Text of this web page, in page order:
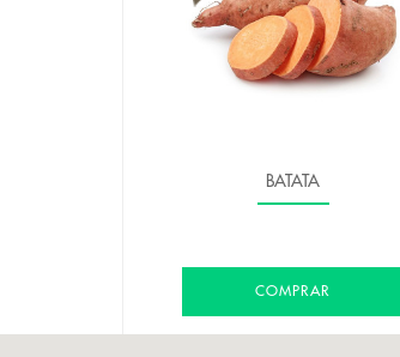
BATATA
COMPRAR